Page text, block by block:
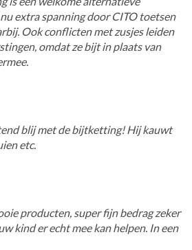
extra spanning door CITO toetsen
Ook conflicten met zusjes leiden
omdat ze bijt in plaats van
blij met de bijtketting! Hij kauwt
etc.
producten, super fijn bedrag zeker
kind er echt mee kan helpen. In een